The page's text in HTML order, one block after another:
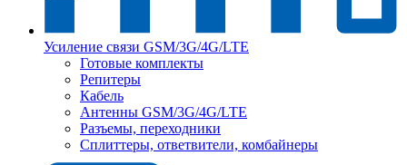
Усиление связи GSM/3G/4G/LTE
Готовые комплекты
Репитеры
Кабель
Антенны GSM/3G/4G/LTE
Разъемы, переходники
Сплиттеры, ответвители, комбайнеры